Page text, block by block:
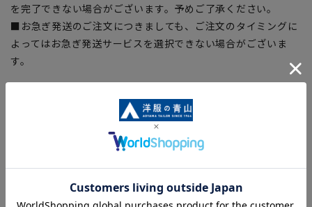
を完了できない場合がございます。予めご了承ください。
■お急ぎ発送のご注文につきましても、ご注文のタイミングに
よってはお急ぎ発送サービスを選択できない場合がございま
す。